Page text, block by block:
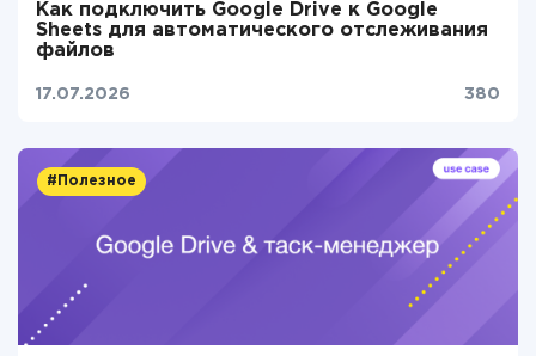
Как подключить Google Drive к Google
Sheets для автоматического отслеживания
файлов
17.07.2026 380
#Полезное